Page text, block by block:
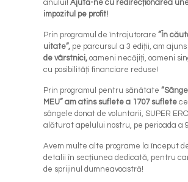
anului!Ajută-ne cu redirecționarea
impozitul pe profit!
Prin programul de întrajutorare”În
uitate”, pe parcursul a 3 ediții, am
de vârstnici, oameni necăjiți, oameni
cu posibilități financiare reduse!
Prin programul pentru sănătate
MEU” am atins suflete a 1707 suflete
sângele donat de voluntarii, SUPER
alăturat apelului nostru, pe perioada a
Avem multe alte programe la început
detalii în secțiunea dedicată, pentru
de sprijinul dumneavoastră!